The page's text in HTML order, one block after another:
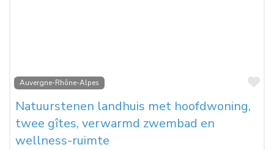
Auvergne-Rhône-Alpes
Natuurstenen landhuis met hoofdwoning,
twee gîtes, verwarmd zwembad en
wellness-ruimte